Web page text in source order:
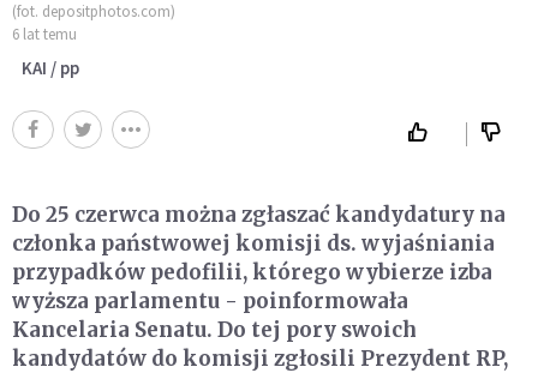
(fot. depositphotos.com)
6 lat temu
KAI / pp
Do 25 czerwca można zgłaszać kandydatury na
członka państwowej komisji ds. wyjaśniania
przypadków pedofilii, którego wybierze izba
wyższa parlamentu - poinformowała
Kancelaria Senatu. Do tej pory swoich
kandydatów do komisji zgłosili Prezydent RP,